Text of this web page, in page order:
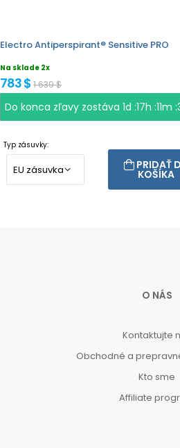
Electro Antiperspirant® Sensitive PRO
Na sklade 2x
783 $ 1 639 $
Do konca zľavy zostáva1d :17h :11m
Typ zásuvky:
PRIDAŤ
KOŠÍKA
O NÁS
Kontaktujte
Obchodné a
Kto sme
Affiliate